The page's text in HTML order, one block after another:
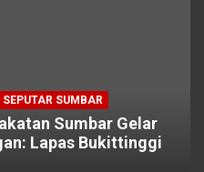
SEPUTAR SUMBAR
Sumbar Gelar
Lapas Bukittinggi